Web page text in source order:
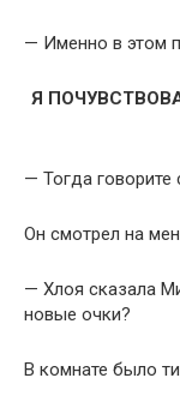
— Именно в этом
Я
— Тогда
Он смотрел на
— Хлоя сказала
новые очки?
В комнате было